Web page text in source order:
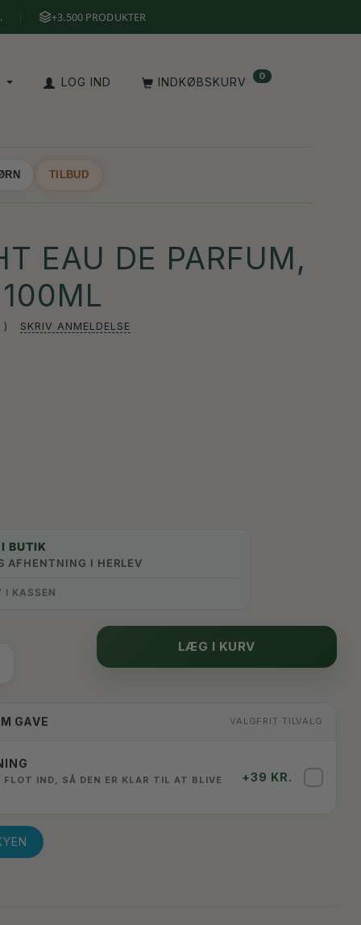
+3.500 PRODUKTER
LOG IND INDKØBSKURV 0
TILBUD
EAU DE PARFUM,
SKRIV ANMELDELSE
BUTIK
AFHENTNING I HERLEV
I KASSEN
LÆG I KURV
GAVE VALGFRIT TILVALG
FLOT IND, SÅ DEN ER KLAR TIL AT BLIVE
+39 KR.